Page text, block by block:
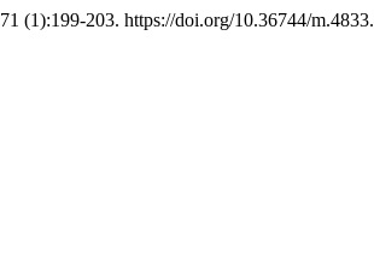
71 (1):199-203. https://doi.org/10.36744/m.4833.